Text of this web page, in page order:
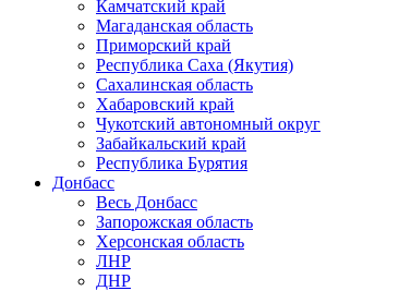
Камчатский край
Магаданская область
Приморский край
Республика Саха (Якутия)
Сахалинская область
Хабаровский край
Чукотский автономный округ
Забайкальский край
Республика Бурятия
Донбасс
Весь Донбасс
Запорожская область
Херсонская область
ЛНР
ДНР